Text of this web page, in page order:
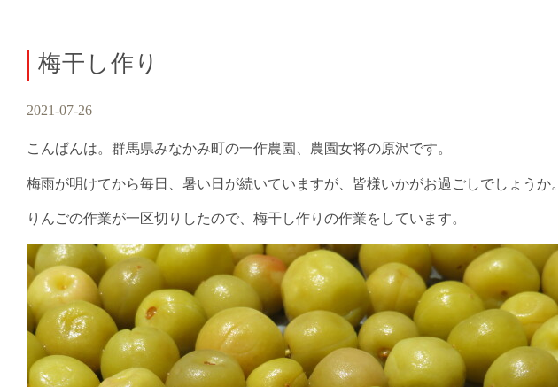
梅干し作り
2021-07-26
こんばんは。群馬県みなかみ町の一作農園、農園女将の原沢です。
梅雨が明けてから毎日、暑い日が続いていますが、皆様いかがお過ごしでしょうか。
りんごの作業が一区切りしたので、梅干し作りの作業をしています。